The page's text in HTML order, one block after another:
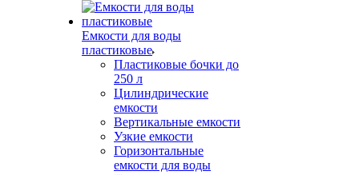
Емкости для воды
пластиковые
Пластиковые бочки до
250 л
Цилиндрические
емкости
Вертикальные емкости
Узкие емкости
Горизонтальные
емкости для воды